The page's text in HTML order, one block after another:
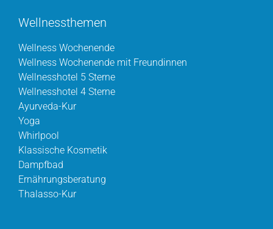
Wellnessthemen
Wellness Wochenende
Wellness Wochenende mit Freundinnen
Wellnesshotel 5 Sterne
Wellnesshotel 4 Sterne
Ayurveda-Kur
Yoga
Whirlpool
Klassische Kosmetik
Dampfbad
Ernährungsberatung
Thalasso-Kur